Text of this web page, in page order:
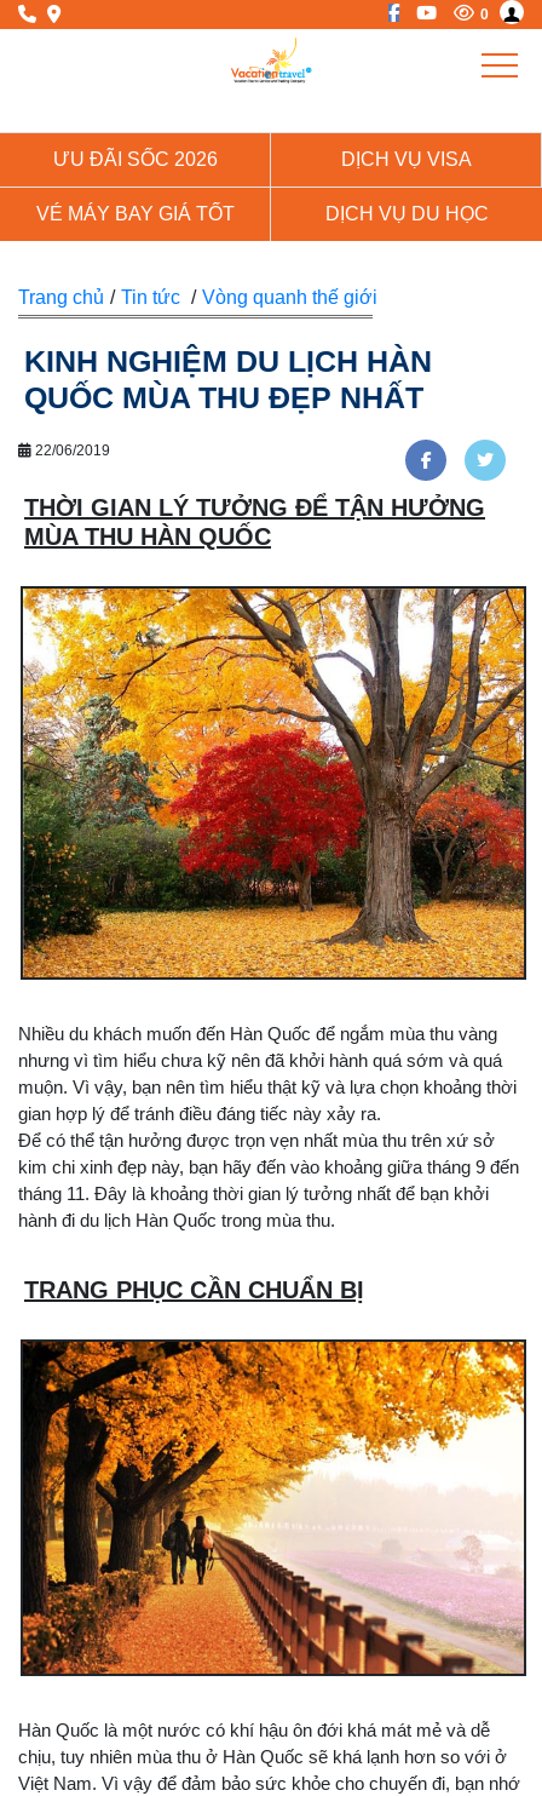
0
ƯU ĐÃI SỐC 2026 DỊCH VỤ VISA
VÉ MÁY BAY GIÁ TỐT DỊCH VỤ DU HỌC
Trang chủ / Tin tức / Vòng quanh thế giới
KINH NGHIỆM DU LỊCH HÀN
QUỐC MÙA THU ĐẸP NHẤT
22/06/2019
THỜI GIAN LÝ TƯỞNG ĐỂ TẬN HƯỞNG
MÙA THU HÀN QUỐC
Nhiều du khách muốn đến Hàn Quốc để ngắm mùa thu vàng
nhưng vì tìm hiểu chưa kỹ nên đã khởi hành quá sớm và quá
muộn. Vì vậy, bạn nên tìm hiểu thật kỹ và lựa chọn khoảng thời
gian hợp lý để tránh điều đáng tiếc này xảy ra.
Để có thể tận hưởng được trọn vẹn nhất mùa thu trên xứ sở
kim chi xinh đẹp này, bạn hãy đến vào khoảng giữa tháng 9 đến
tháng 11. Đây là khoảng thời gian lý tưởng nhất để bạn khởi
hành đi du lịch Hàn Quốc trong mùa thu.
TRANG PHỤC CẦN CHUẨN BỊ
Hàn Quốc là một nước có khí hậu ôn đới khá mát mẻ và dễ
chịu, tuy nhiên mùa thu ở Hàn Quốc sẽ khá lạnh hơn so với ở
Việt Nam. Vì vậy để đảm bảo sức khỏe cho chuyến đi, bạn nhớ